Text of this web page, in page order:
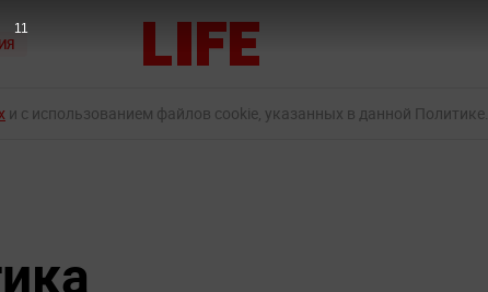
и с использованием файлов cookie, указанных в данной Политике.
9